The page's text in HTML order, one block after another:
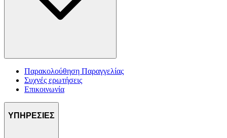
Παρακολούθηση Παραγγελίας
Συχνές ερωτήσεις
Επικοινωνία
ΥΠΗΡΕΣΙΕΣ